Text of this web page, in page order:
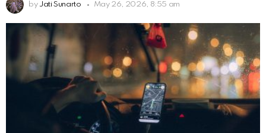
by Jati Sunarto May 26, 2026, 8:55 am